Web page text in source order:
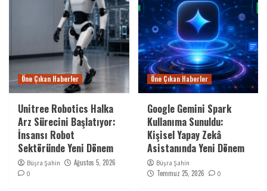
Öne Çıkan Haberler
Unitree Robotics Halka
Arz Sürecini Başlatıyor:
İnsansı Robot
Sektöründe Yeni Dönem
Büşra Şahin Ağustos 5, 2026
0
Öne Çıkan Haberler
Google Gemini Spark
Kullanıma Sunuldu:
Kişisel Yapay Zekâ
Asistanında Yeni Dönem
Büşra Şahin
Temmuz 25, 2026 0